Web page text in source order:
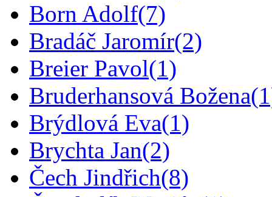
Born Adolf(7)
Bradáč Jaromír(2)
Breier Pavol(1)
Bruderhansová Božena
Brýdlová Eva(1)
Brychta Jan(2)
Čech Jindřich(8)